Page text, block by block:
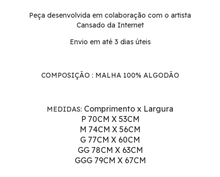
Peça desenvolvida em colaboração com o artista
Cansado da Internet
Envio em até 3 dias úteis
COMPOSIÇÃO : MALHA 100% ALGODÃO
MEDIDAS: Comprimento x Largura
P 70CM X 53CM
M 74CM X 56CM
G 77CM X 60CM
GG 78CM X 63CM
GGG 79CM X 67CM